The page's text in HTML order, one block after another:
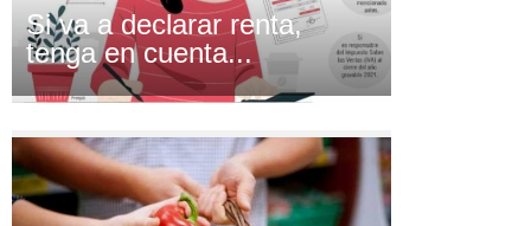
Si va a declarar renta,
tenga en cuenta...